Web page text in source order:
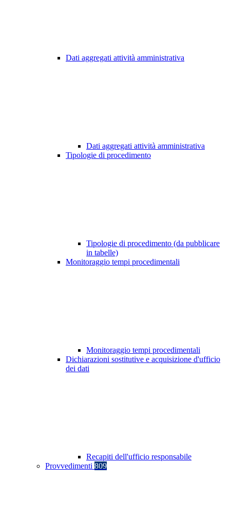
Dati aggregati attività amministrativa
Dati aggregati attività amministrativa
Tipologie di procedimento
Tipologie di procedimento (da pubblicare
in tabelle)
Monitoraggio tempi procedimentali
Monitoraggio tempi procedimentali
Dichiarazioni sostitutive e acquisizione d'ufficio
dei dati
Recapiti dell'ufficio responsabile
Provvedimenti 809